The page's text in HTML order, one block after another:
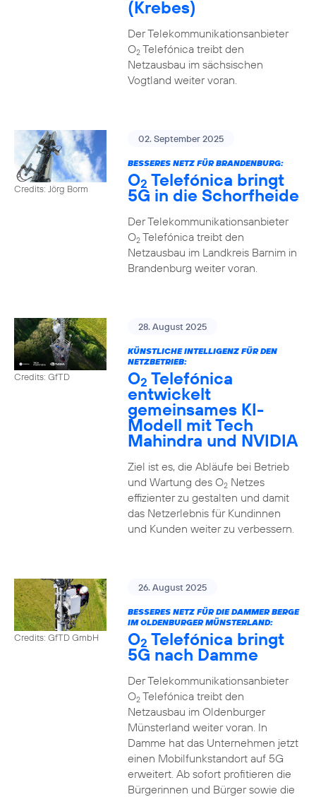
(Krebes)
Der Telekommunikationsanbieter
O2Telefónica treibt den
Netzausbau im sächsischen
Vogtland weiter voran.
Credits: Jörg Borm
02. September 2025
BESSERES NETZ FÜR BRANDENBURG:
O2 Telefónica bringt
5G in die Schorfheide
Der Telekommunikationsanbieter
O2Telefónica treibt den
Netzausbau im Landkreis Barnim in
Brandenburg weiter voran.
Credits: GfTD
28. August 2025
KÜNSTLICHE INTELLIGENZ FÜR DEN
NETZBETRIEB:
O2 Telefónica
entwickelt
gemeinsames KI-
Modell mit Tech
Mahindra und NVIDIA
Ziel ist es, die Abläufe bei Betrieb
und Wartung des O2Netzes
effizienter zu gestalten und damit
das Netzerlebnis für Kundinnen
und Kunden weiter zu verbessern.
Credits: GfTD GmbH
26. August 2025
BESSERES NETZ FÜR DIE DAMMER BERGE
IM OLDENBURGER MÜNSTERLAND:
O2 Telefónica bringt
5G nach Damme
Der Telekommunikationsanbieter
O2Telefónica treibt den
Netzausbau im Oldenburger
Münsterland weiter voran. In
Damme hat das Unternehmen jetzt
einen Mobilfunkstandort auf 5G
erweitert. Ab sofort profitieren die
Bürgerinnen und Bürger sowie die